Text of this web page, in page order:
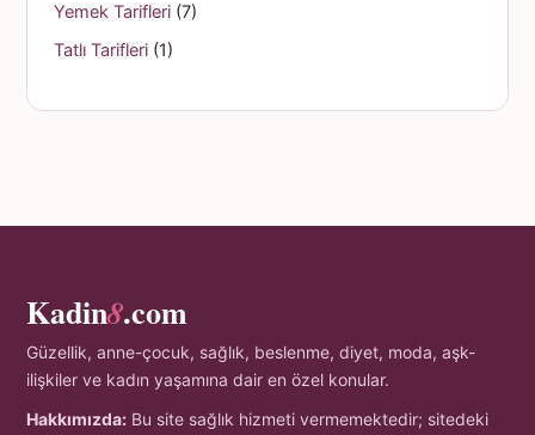
Yemek Tarifleri (7)
Tatlı Tarifleri (1)
Kadin8.com
Güzellik, anne-çocuk, sağlık, beslenme, diyet, moda, aşk-
ilişkiler ve kadın yaşamına dair en özel konular.
Hakkımızda: Bu site sağlık hizmeti vermemektedir; sitedeki